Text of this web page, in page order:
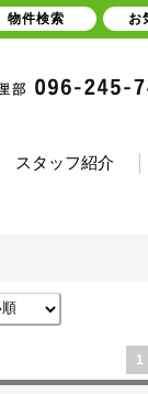
スタッフ紹介
1
物件検索 お